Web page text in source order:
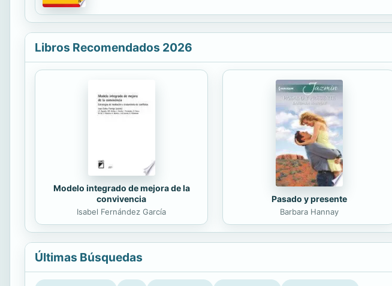
Libros Recomendados 2026
Modelo integrado de mejora de la
convivencia
Isabel Fernández García
Pasado y presente
Barbara Hannay
Últimas Búsquedas